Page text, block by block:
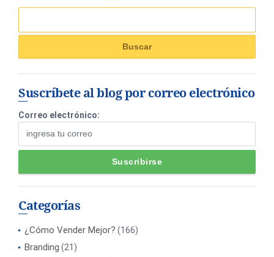
Suscríbete al blog por correo electrónico
Correo electrónico:
Categorías
¿Cómo Vender Mejor? (166)
Branding (21)